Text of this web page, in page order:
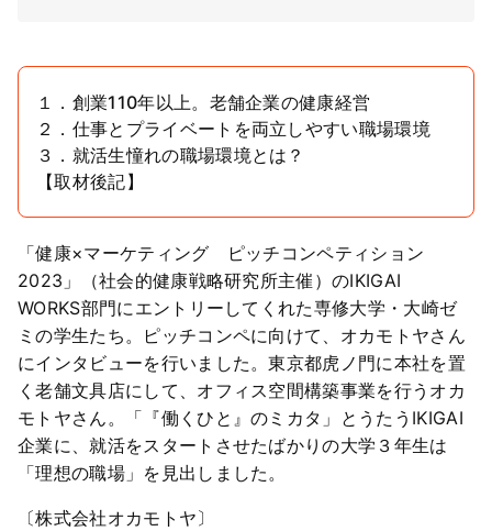
１．創業110年以上。老舗企業の健康経営
２．仕事とプライベートを両立しやすい職場環境
３．就活生憧れの職場環境とは？
【取材後記】
「健康×マーケティング ピッチコンペティション
2023」（社会的健康戦略研究所主催）のIKIGAI
WORKS部門にエントリーしてくれた専修大学・大崎ゼ
ミの学生たち。ピッチコンペに向けて、オカモトヤさん
にインタビューを行いました。東京都虎ノ門に本社を置
く老舗文具店にして、オフィス空間構築事業を行うオカ
モトヤさん。「『働くひと』のミカタ」とうたうIKIGAI
企業に、就活をスタートさせたばかりの大学３年生は
「理想の職場」を見出しました。
〔株式会社オカモトヤ〕